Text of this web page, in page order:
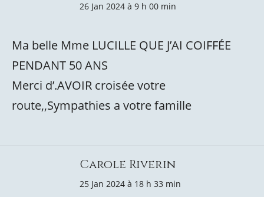
26 Jan 2024 à 9 h 00 min
Ma belle Mme LUCILLE QUE J’AI COIFFÉE
PENDANT 50 ANS
Merci d’.AVOIR croisée votre
route,,Sympathies a votre famille
Carole Riverin
25 Jan 2024 à 18 h 33 min